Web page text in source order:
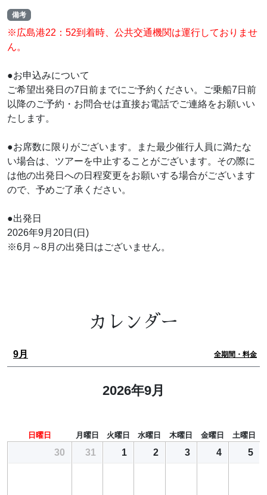
備考
※広島港22：52到着時、公共交通機関は運行しておりませ
ん。
●お申込みについて
ご希望出発日の7日前までにご予約ください。ご乗船7日前
以降のご予約・お問合せは直接お電話でご連絡をお願いい
たします。
●お席数に限りがございます。また最少催行人員に満たな
い場合は、ツアーを中止することがございます。その際に
は他の出発日への日程変更をお願いする場合がございます
ので、予めご了承ください。
●出発日
2026年9月20日(日)
※6月～8月の出発日はございません。
カレンダー
9月 全期間・料金
2026年9月
日曜日 月曜日 火曜日 水曜日 木曜日 金曜日 土曜日
30 31 1 2 3 4 5